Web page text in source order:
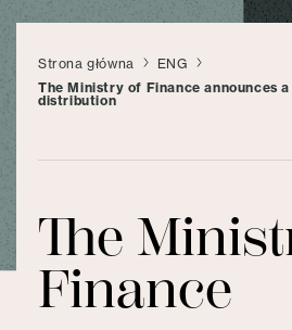
Strona główna
ENG
The Ministry of Finance announces
distribution
The
Finance